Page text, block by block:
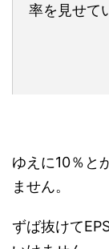
率を見せて
ゆえに10％と
ません。
ずば抜けて